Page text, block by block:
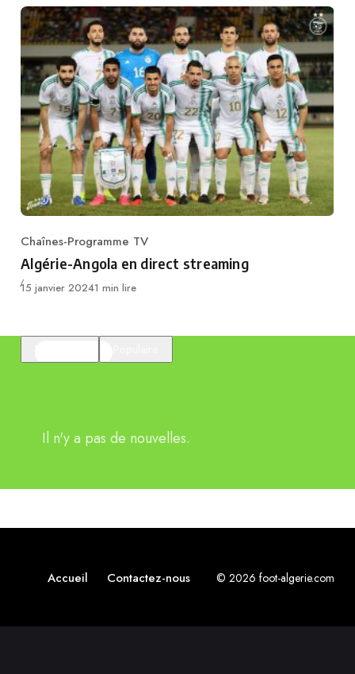
Category
Chaînes-Programme TV
Algérie-Angola en direct streaming
Publié
15 janvier 20241 min lire
Il n'y a pas de nouvelles.
Accueil Contactez-nous © 2026 foot-algerie.com